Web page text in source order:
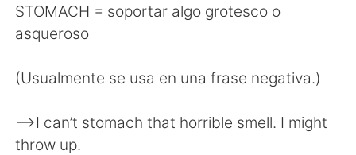
繁體中文 Español
STOMACH = soportar algo grotesco o
asqueroso
(Usualmente se usa en una frase negativa.)
—>I can’t stomach that horrible smell. I might
throw up.